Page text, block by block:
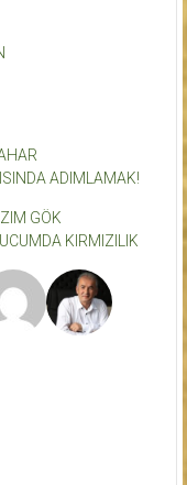
ADIMLAMAK!
GÖK
KIRMIZILIK